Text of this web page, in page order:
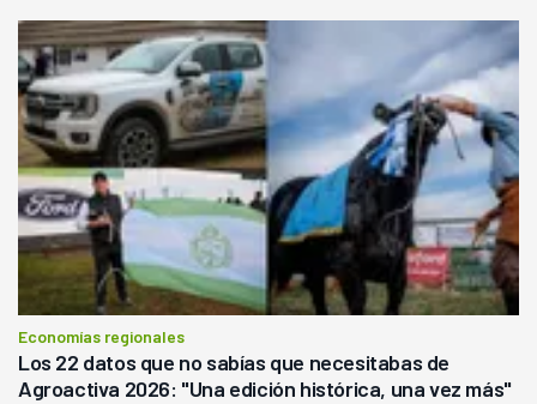
Economías regionales
Los 22 datos que no sabías que necesitabas de
Agroactiva 2026: "Una edición histórica, una vez más"